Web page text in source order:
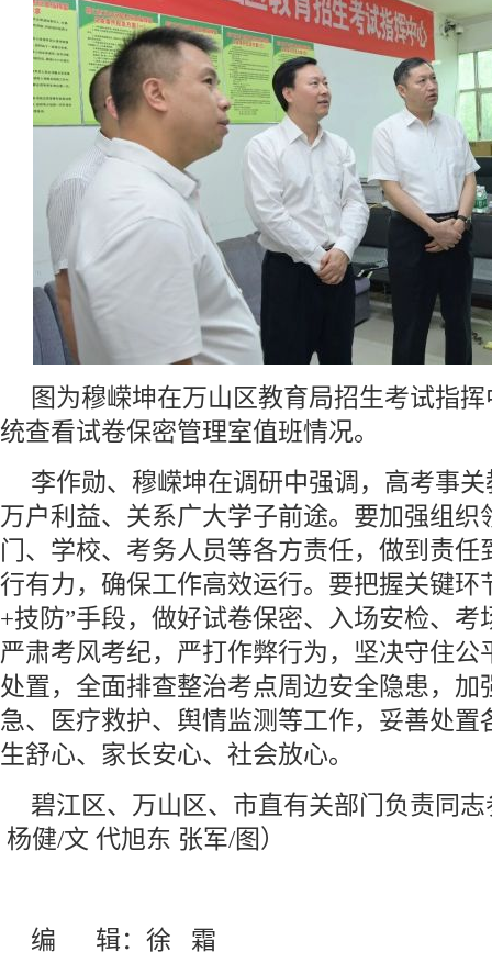
图为穆嵘坤在万山区教育局招生考试指
统查看试卷保密管理室值班情况。
李作勋、穆嵘坤在调研中强调，高考事
万户利益、关系广大学子前途。要加强组织
门、学校、考务人员等各方责任，做到责任
行有力，确保工作高效运行。要把握关键环
+技防”手段，做好试卷保密、入场安检、考
严肃考风考纪，严打作弊行为，坚决守住公
处置，全面排查整治考点周边安全隐患，加
急、医疗救护、舆情监测等工作，妥善处置
生舒心、家长安心、社会放心。
碧江区、万山区、市直有关部门负责同
杨健/文 代旭东 张军/图）
编 辑：徐 霜